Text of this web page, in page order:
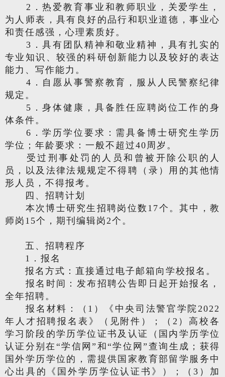
2．热爱教育事业和教师职业，关爱学生，
为人师表，具有良好的品行和职业道德，事业心
和责任感强，心理素质好。
3．具有团队精神和敬业精神，具有扎实的
专业知识、较强的科研创新能力以及较好的表达
能力、写作能力。
4．自愿从事警察教育，服从人民警察纪律
规定。
5．身体健康，具备胜任应聘岗位工作的身
体条件。
6．学历学位要求：需具备博士研究生学历
学位；年龄要求：一般不超过40周岁。
受过刑事处罚的人员和曾被开除公职的人
员，以及法律法规规定不得聘（录）用的其他情
形人员，不得报考。
四、招聘计划
本次博士研究生招聘岗位数17个。其中，教
师岗15个，期刊编辑岗2个。
五、招聘程序
1．报名
报名方式：直接通过电子邮箱向学校报名。
报名时间：发布招聘公告即日起开始报名，
全年招聘。
报名材料：（1）《中央司法警官学院2022
年人才招聘报名表》（见附件）；（2）高校各
学习阶段的学历学位证书及认证（国内学历学位
认证分别在“学信网”和“学位网”查询生成；获得
国外学历学位的，需提供国家教育部留学服务中
心出具的《国外学历学位认证书》）；（3）加